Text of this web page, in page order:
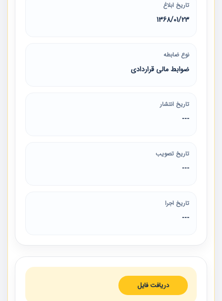
تاریخ ابلاغ
1368/01/23
نوع ضابطه
ضوابط مالی قراردادی
تاریخ انتشار
---
تاریخ تصویب
---
تاریخ اجرا
---
دریافت فایل